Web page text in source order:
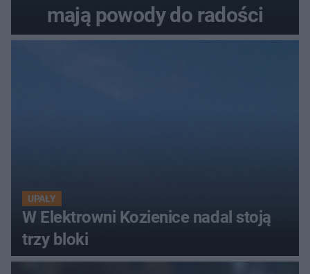
mają powody do radości
UPAŁY
W Elektrowni Kozienice nadal stoją
trzy bloki